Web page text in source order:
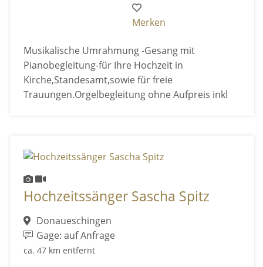
Merken
Musikalische Umrahmung -Gesang mit
Pianobegleitung-für Ihre Hochzeit in
Kirche,Standesamt,sowie für freie
Trauungen.Orgelbegleitung ohne Aufpreis inkl
Hochzeitssänger Sascha Spitz
Donaueschingen
Gage: auf Anfrage
ca. 47 km entfernt